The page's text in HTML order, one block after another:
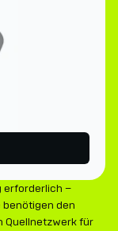
erforderlich –
den
für